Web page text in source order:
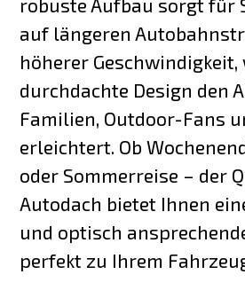
robuste Aufbau sorgt für
auf längeren
höherer
durchdachte Design den
Familien, Outdoor-Fans
erleichtert. Ob
oder Sommerreise – der
Autodach bietet Ihnen
und optisch
perfekt zu Ihrem